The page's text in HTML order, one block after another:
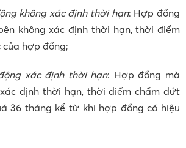
không xác định thời hạn: Hợp đồng
không xác định thời hạn, thời điểm
hợp đồng;
xác định thời hạn: Hợp đồng mà
định thời hạn, thời điểm chấm dứt
36 tháng kể từ khi hợp đồng có hiệu